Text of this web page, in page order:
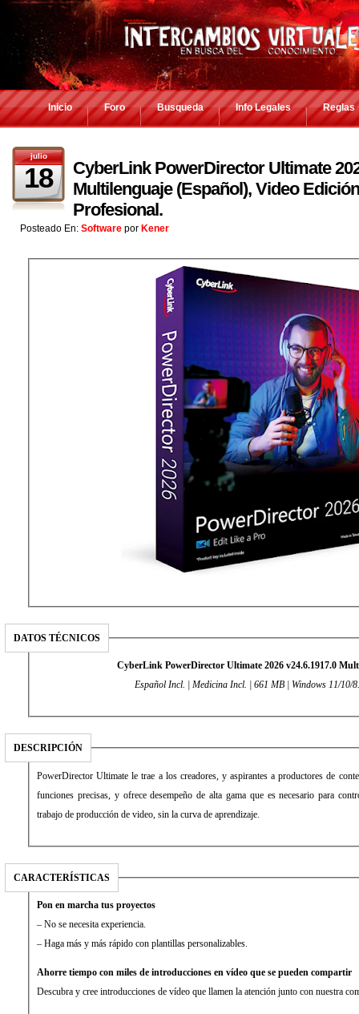
Inicio Foro Busqueda Info Legales Reglas
julio
18
CyberLink PowerDirector Ultimate
Multilenguaje (Español), Video
Profesional.
Posteado En: Software por Kener
DATOS TÉCNICOS
CyberLink PowerDirector Ultimate 2026 v24.6.1917.0
Español Incl. | Medicina Incl. | 661 MB | Windows 11/10/
DESCRIPCIÓN
PowerDirector Ultimate le trae a los creadores, y aspirantes a productores de
funciones precisas, y ofrece desempeño de alta gama que es necesario para
trabajo de producción de video, sin la curva de aprendizaje.
CARACTERÍSTICAS
Pon en marcha tus proyectos
– No se necesita experiencia.
– Haga más y más rápido con plantillas personalizables.
Ahorre tiempo con miles de introducciones en vídeo que se pueden compartir
Descubra y cree introducciones de vídeo que llamen la atención junto con nuestra